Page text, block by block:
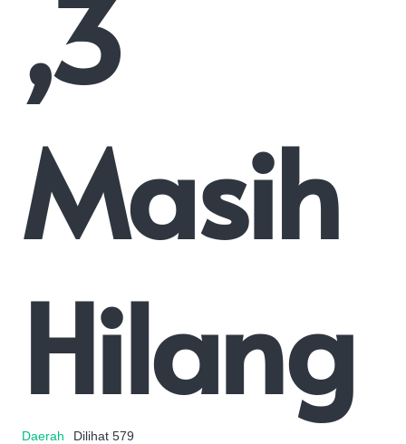
,3
Masih
Hilang
Daerah Dilihat 579